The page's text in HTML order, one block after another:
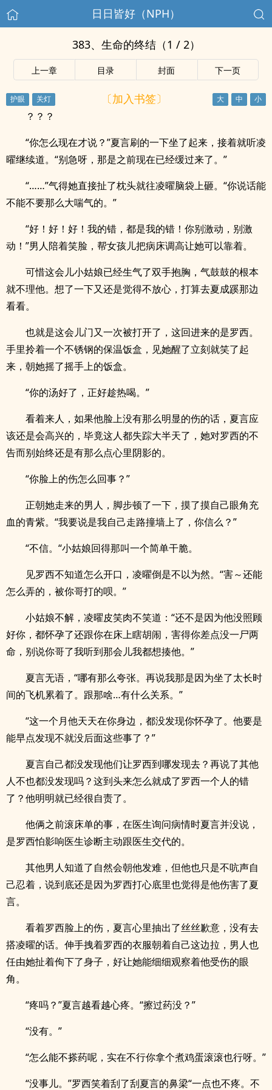
日日皆好（NPH）
383、生命的终结（1 / 2）
上一章 目录 封面 下一页
〔加入书签〕
？？？
“你怎么现在才说？”夏言刷的一下坐了起来，接着就听凌
曜继续道。“别急呀，那是之前现在已经缓过来了。”
“……”气得她直接扯了枕头就往凌曜脑袋上砸。“你说话能
不能不要那么大喘气的。”
“好！好！好！我的错，都是我的错！你别激动，别激
动！”男人陪着笑脸，帮女孩儿把病床调高让她可以靠着。
可惜这会儿小姑娘已经生气了双手抱胸，气鼓鼓的根本
就不理他。想了一下又还是觉得不放心，打算去夏成蹊那边
看看。
也就是这会儿门又一次被打开了，这回进来的是罗西。
手里拎着一个不锈钢的保温饭盒，见她醒了立刻就笑了起
来，朝她摇了摇手上的饭盒。
“你的汤好了，正好趁热喝。”
看着来人，如果他脸上没有那么明显的伤的话，夏言应
该还是会高兴的，毕竟这人都失踪大半天了，她对罗西的不
告而别始终还是有那么点心里阴影的。
“你脸上的伤怎么回事？”
正朝她走来的男人，脚步顿了一下，摸了摸自己眼角充
血的青紫。“我要说是我自己走路撞墙上了，你信么？”
“不信。“小姑娘回得那叫一个简单干脆。
见罗西不知道怎么开口，凌曜倒是不以为然。“害～还能
怎么弄的，被你哥打的呗。”
小姑娘不解，凌曜皮笑肉不笑道：“还不是因为他没照顾
好你，都怀孕了还跟你在床上瞎胡闹，害得你差点没一尸两
命，别说你哥了我听到那会儿我都想揍他。”
夏言无语，“哪有那么夸张。再说我那是因为坐了太长时
间的飞机累着了。跟那啥…有什么关系。”
“这一个月他天天在你身边，都没发现你怀孕了。他要是
能早点发现不就没后面这些事了？”
夏言自己都没发现他们让罗西到哪发现去？再说了其他
人不也都没发现吗？这到头来怎么就成了罗西一个人的错
了？他明明就已经很自责了。
他俩之前滚床单的事，在医生询问病情时夏言并没说，
是罗西怕影响医生诊断主动跟医生交代的。
其他男人知道了自然会朝他发难，但他也只是不吭声自
己忍着，说到底还是因为罗西打心底里也觉得是他伤害了夏
言。
看着罗西脸上的伤，夏言心里抽出了丝丝歉意，没有去
搭凌曜的话。伸手拽着罗西的衣服朝着自己这边拉，男人也
任由她扯着佝下了身子，好让她能细细观察着他受伤的眼
角。
“疼吗？”夏言越看越心疼。“擦过药没？”
“没有。”
“怎么能不搽药呢，实在不行你拿个煮鸡蛋滚滚也行呀。”
“没事儿。”罗西笑着刮了刮夏言的鼻梁“一点也不疼。不